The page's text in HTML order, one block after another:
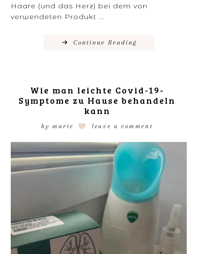
Haare (und das Herz) bei dem von
verwendeten Produkt ...
Continue Reading
Wie man leichte Covid-19-
Symptome zu Hause behandeln
kann
bymarie leave a comment